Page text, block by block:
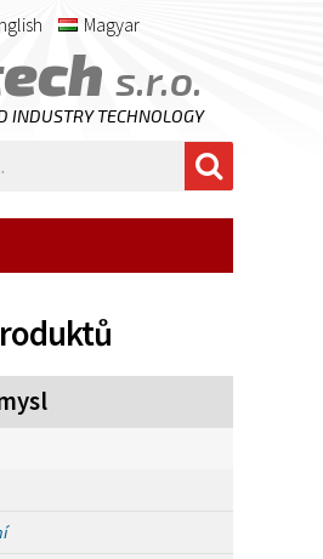
Magyar
s.r.o.
INDUSTRY TECHNOLOGY